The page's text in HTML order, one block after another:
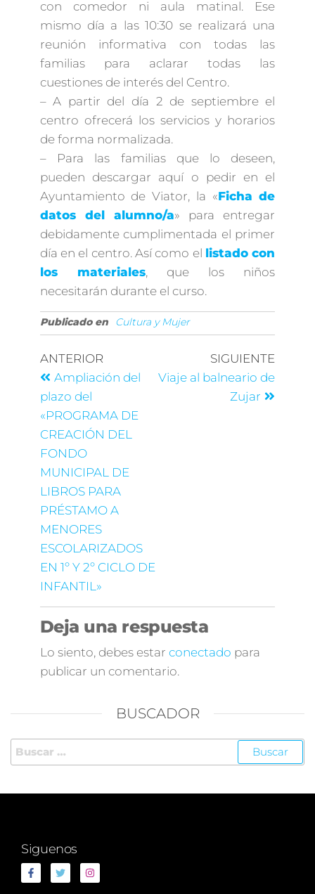
con comedor ni aula matinal. Ese
mismo día a las 10:30 se realizará una
reunión informativa con todas las
familias para aclarar todas las
cuestiones de interés del Centro.
– A partir del día 2 de septiembre el
centro ofrecerá los servicios y horarios
de forma normalizada.
– Para las familias que lo deseen,
pueden descargar aquí o pedir en el
Ayuntamiento de Viator, la «Ficha de
datos del alumno/a» para entregar
debidamente cumplimentada el primer
día en el centro. Así como el listado con
los materiales, que los niños
necesitarán durante el curso.
Publicado en Cultura y Mujer
ANTERIOR
Ampliación del
plazo del
«PROGRAMA DE
CREACIÓN DEL
FONDO
MUNICIPAL DE
LIBROS PARA
PRÉSTAMO A
MENORES
ESCOLARIZADOS
EN 1º Y 2º CICLO DE
INFANTIL»
SIGUIENTE
Viaje al balneario de
Zujar
Deja una respuesta
Lo siento, debes estar conectado para
publicar un comentario.
BUSCADOR
Siguenos